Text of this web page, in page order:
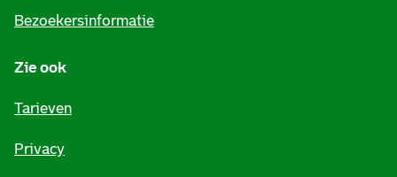
Bezoekersinformatie
Zie ook
Tarieven
Privacy